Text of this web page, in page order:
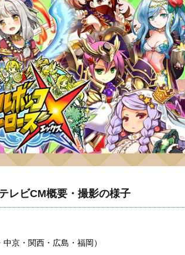
レビCM概要・撮影の様子
京・関西・広島・福岡）